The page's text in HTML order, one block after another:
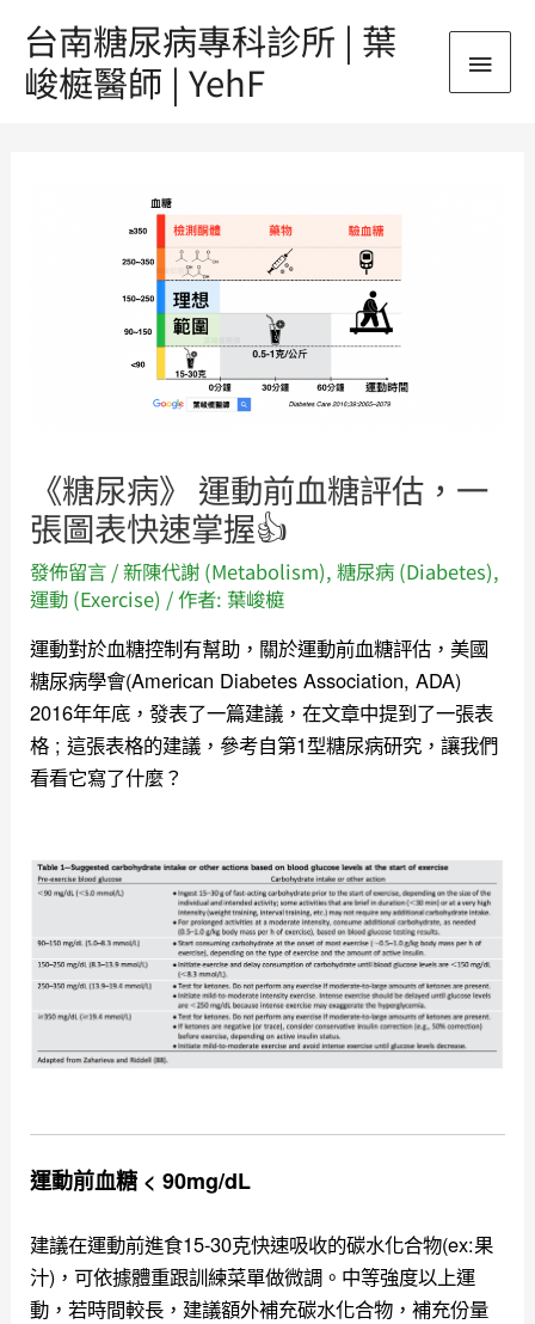
台南糖尿病專科診所 | 葉
峻榳醫師 | YehF
主
要
《糖尿病》 運動前血糖評估，一
張圖表快速掌握👍
發佈留言 /新陳代謝 (Metabolism),糖尿病 (Diabetes),
運動 (Exercise) / 作者: 葉峻榳
運動對於血糖控制有幫助，關於運動前血糖評估，美國
糖尿病學會(American Diabetes Association, ADA)
2016年年底，發表了一篇建議，在文章中提到了一張表
格 ; 這張表格的建議，參考自第1型糖尿病研究，讓我們
看看它寫了什麼？
運動前血糖 < 90mg/dL
建議在運動前進食15-30克快速吸收的碳水化合物(ex:果
汁)，可依據體重跟訓練菜單做微調。中等強度以上運
動，若時間較長，建議額外補充碳水化合物，補充份量